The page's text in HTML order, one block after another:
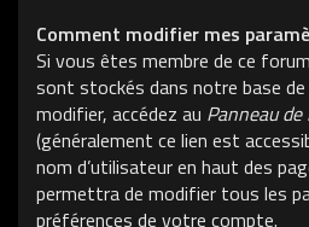
Comment modifier mes
Si vous êtes membre de ce
sont stockés dans notre base de
modifier, accédez au Panneau
(généralement ce lien est
nom d’utilisateur en haut des
permettra de modifier tous les
préférences de votre compte.